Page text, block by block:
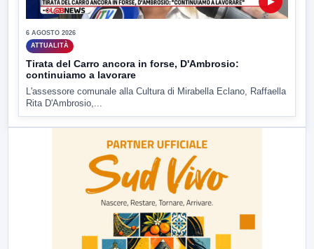
6 AGOSTO 2026
ATTUALITÀ
Tirata del Carro ancora in forse, D'Ambrosio:
continuiamo a lavorare
L'assessore comunale alla Cultura di Mirabella Eclano, Raffaella
Rita D'Ambrosio,...